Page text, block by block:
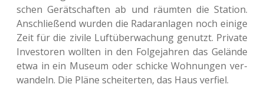
schen Gerät­schaf­ten ab und räum­ten die Sta­ti­on.
Anschlie­ßend wurden die Radar­an­la­gen noch einige
Zeit für die zivile Luft­über­wa­chung genutzt. Pri­va­te
Inves­to­ren woll­ten in den Fol­ge­jah­ren das Gelän­de
etwa in ein Museum oder schi­cke Woh­nun­gen ver­
wan­deln. Die Pläne schei­ter­ten, das Haus verfiel.